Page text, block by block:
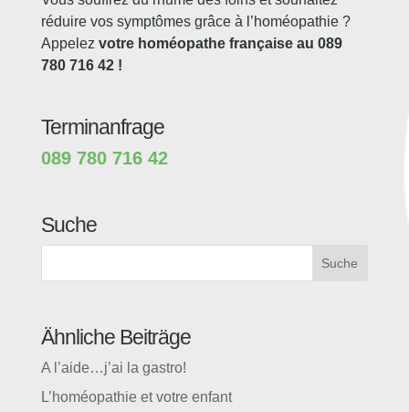
réduire vos symptômes grâce à l’homéopathie ?
Appelez votre homéopathe française au 089
780 716 42 !
Terminanfrage
089 780 716 42
Suche
Suche
Ähnliche Beiträge
A l’aide…j’ai la gastro!
L’homéopathie et votre enfant